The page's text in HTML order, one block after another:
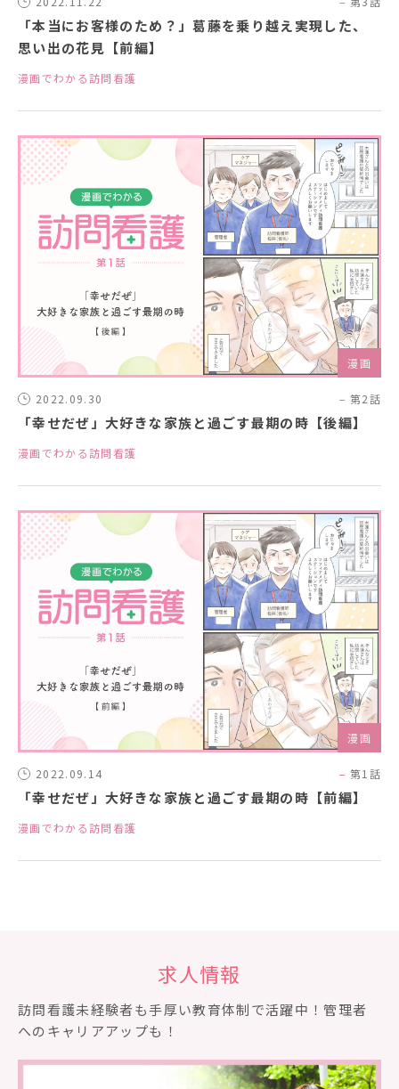
「本当にお客様のため？」葛藤を乗り越え実現した、
思い出の花見【前編】
漫画でわかる訪問看護
漫画
2022.09.30 第2話
「幸せだぜ」大好きな家族と過ごす最期の時【後編】
漫画でわかる訪問看護
漫画
2022.09.14 第1話
「幸せだぜ」大好きな家族と過ごす最期の時【前編】
漫画でわかる訪問看護
求人情報
訪問看護未経験者も⼿厚い教育体制で活躍中！管理者
へのキャリアアップも！